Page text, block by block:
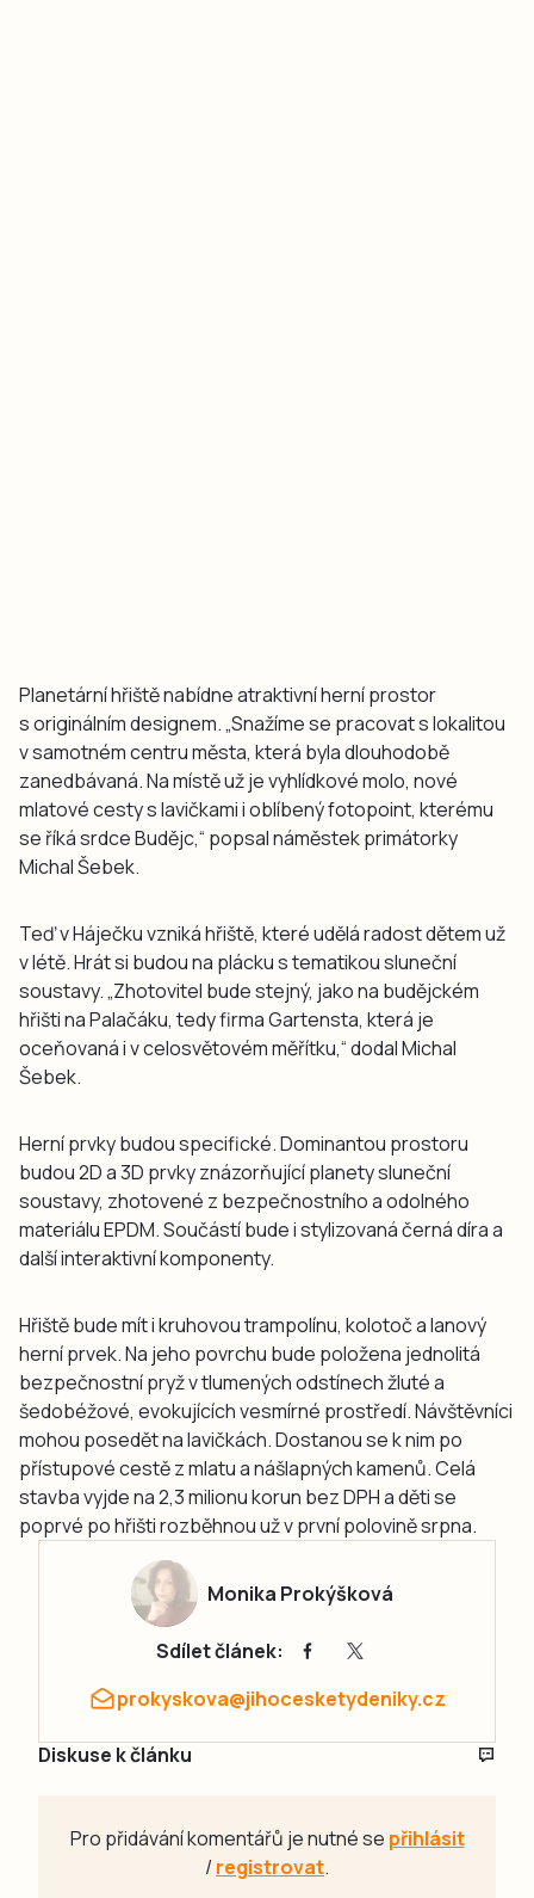
Planetární hřiště nabídne atraktivní herní prostor
s originálním designem. „Snažíme se pracovat s lokalitou
v samotném centru města, která byla dlouhodobě
zanedbávaná. Na místě už je vyhlídkové molo, nové
mlatové cesty s lavičkami i oblíbený fotopoint, kterému
se říká srdce Budějc,“ popsal náměstek primátorky
Michal Šebek.
Teď v Háječku vzniká hřiště, které udělá radost dětem už
v létě. Hrát si budou na plácku s tematikou sluneční
soustavy. „Zhotovitel bude stejný, jako na budějckém
hřišti na Palačáku, tedy firma Gartensta, která je
oceňovaná i v celosvětovém měřítku,“ dodal Michal
Šebek.
Herní prvky budou specifické. Dominantou prostoru
budou 2D a 3D prvky znázorňující planety sluneční
soustavy, zhotovené z bezpečnostního a odolného
materiálu EPDM. Součástí bude i stylizovaná černá díra a
další interaktivní komponenty.
Hřiště bude mít i kruhovou trampolínu, kolotoč a lanový
herní prvek. Na jeho povrchu bude položena jednolitá
bezpečnostní pryž v tlumených odstínech žluté a
šedobéžové, evokujících vesmírné prostředí. Návštěvníci
mohou posedět na lavičkách. Dostanou se k nim po
přístupové cestě z mlatu a nášlapných kamenů. Celá
stavba vyjde na 2,3 milionu korun bez DPH a děti se
poprvé po hřišti rozběhnou už v první polovině srpna.
Monika Prokýšková
Sdílet článek:
prokyskova@jihocesketydeniky.cz
Diskuse k článku
Pro přidávání komentářů je nutné se přihlásit
/registrovat.